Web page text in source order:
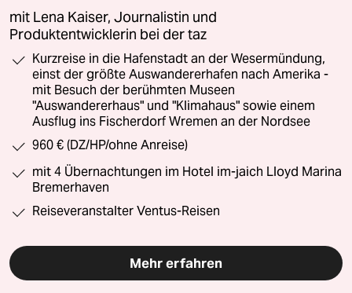
mit Lena Kaiser, Journalistin und
Produktentwicklerin bei der taz
Kurzreise in die Hafenstadt an der Wesermündung,
einst der größte Auswandererhafen nach Amerika -
mit Besuch der berühmten Museen
"Auswandererhaus" und "Klimahaus" sowie einem
Ausflug ins Fischerdorf Wremen an der Nordsee
960 € (DZ/HP/ohne Anreise)
mit 4 Übernachtungen im Hotel im-jaich Lloyd Marina
Bremerhaven
Reiseveranstalter Ventus-Reisen
Mehr erfahren